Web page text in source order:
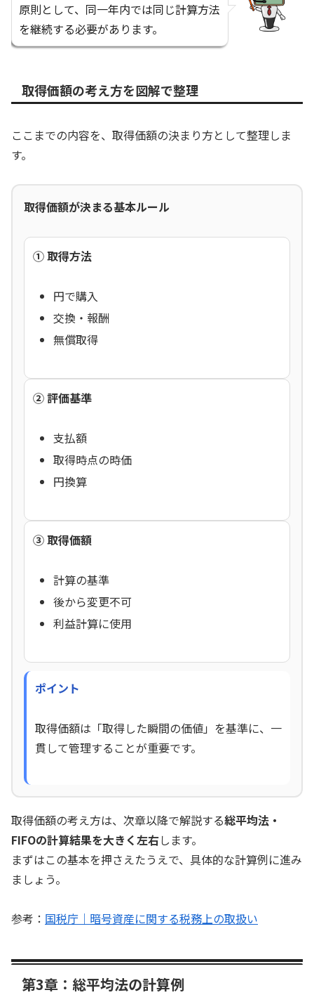
原則として、同一年内では同じ計算方法
を継続する必要があります。
取得価額の考え方を図解で整理
ここまでの内容を、取得価額の決まり方として整理しま
す。
取得価額が決まる基本ルール
① 取得方法
円で購入
交換・報酬
無償取得
② 評価基準
支払額
取得時点の時価
円換算
③ 取得価額
計算の基準
後から変更不可
利益計算に使用
ポイント
取得価額は「取得した瞬間の価値」を基準に、一
貫して管理することが重要です。
取得価額の考え方は、次章以降で解説する総平均法・
FIFOの計算結果を大きく左右します。
まずはこの基本を押さえたうえで、具体的な計算例に進み
ましょう。
参考： 国税庁｜暗号資産に関する税務上の取扱い
第3章：総平均法の計算例